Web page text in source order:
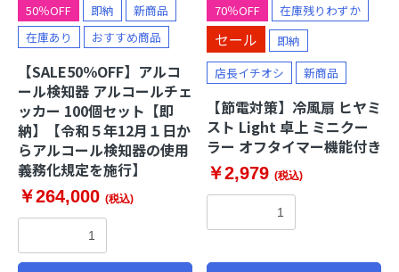
50％OFF 即納
新商品
在庫あり
おすすめ商品
【SALE50％OFF】アルコ
ール検知器 アルコールチェ
ッカー 100個セット【即
納】【令和５年12月１日か
らアルコール検知器の使用
義務化規定を施行】
￥264,000 (税込)
70％OFF 在庫残りわずか
セール
即納
店長イチオシ
新商品
【節電対策】冷風扇 ヒヤミ
スト Light 卓上 ミニクー
ラー オフタイマー機能付き
￥2,979 (税込)